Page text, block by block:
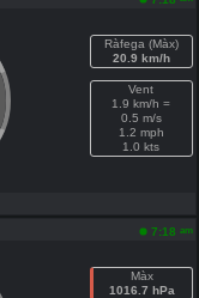
Ràfega (Màx)
20.9 km/h
Vent
1.9 km/h =
0.5 m/s
1.2 mph
1.0 kts
7:18 am
Màx
1016.7 hPa